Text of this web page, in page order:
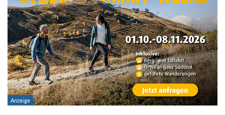
Region:
Gebirge:
Art der Tour: